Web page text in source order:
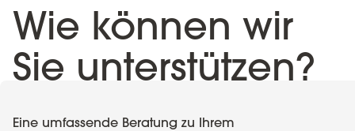
Wie können wir
Sie unterstützen?
Eine umfassende Beratung zu Ihrem